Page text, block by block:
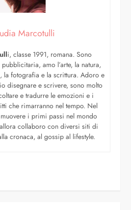
Marcotulli
i, classe 1991, romana. Sono
amo l’arte, la natura,
fotografia e la scrittura. Adoro e
disegnare e scrivere, sono molto
e tradurre le emozioni e i
che rimarranno nel tempo. Nel
i primi passi nel mondo
collaboro con diversi siti di
cronaca, al gossip al lifestyle.